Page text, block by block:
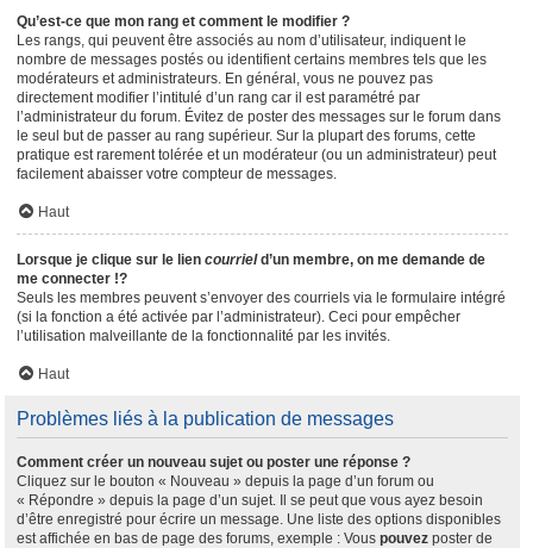
Qu’est-ce que mon rang et comment le modifier ?
Les rangs, qui peuvent être associés au nom d’utilisateur, indiquent le
nombre de messages postés ou identifient certains membres tels que les
modérateurs et administrateurs. En général, vous ne pouvez pas
directement modifier l’intitulé d’un rang car il est paramétré par
l’administrateur du forum. Évitez de poster des messages sur le forum dans
le seul but de passer au rang supérieur. Sur la plupart des forums, cette
pratique est rarement tolérée et un modérateur (ou un administrateur) peut
facilement abaisser votre compteur de messages.
Haut
Lorsque je clique sur le lien courrield’un membre, on me demande de
me connecter !?
Seuls les membres peuvent s’envoyer des courriels via le formulaire intégré
(si la fonction a été activée par l’administrateur). Ceci pour empêcher
l’utilisation malveillante de la fonctionnalité par les invités.
Haut
Problèmes liés à la publication de messages
Comment créer un nouveau sujet ou poster une réponse ?
Cliquez sur le bouton « Nouveau » depuis la page d’un forum ou
« Répondre » depuis la page d’un sujet. Il se peut que vous ayez besoin
d’être enregistré pour écrire un message. Une liste des options disponibles
est affichée en bas de page des forums, exemple : Vous pouvez poster de